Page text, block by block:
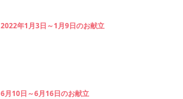
2022年1月3日～1月9日のお献立
6月10日～6月16日のお献立